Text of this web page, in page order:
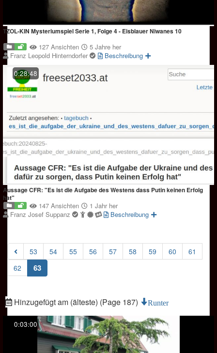
TZOL-KIN Mysteriumspiel Serie 1, Folge 4 - Eisblauer Niwanes 10
127 Ansichten
5 Jahre her
Franz Leopold Hinterndorfer
Beschreibung
0:28:48
Aussage CFR: "Es ist die Aufgabe des Westens dass Putin keinen Erfolg
hat"
147 Ansichten
1 Jahr her
Franz Josef Suppanz
Beschreibung
53 54 55 56 57 58 59 60
61
62
63(current)
Hinzugefügt am (älteste) (Page 187) Runter
0:03:00